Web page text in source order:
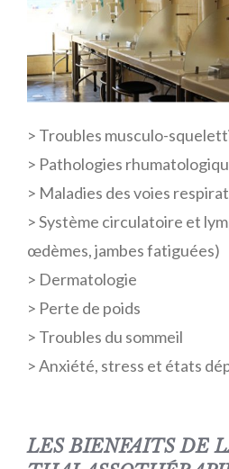
> Troubles musculo-
> Pathologies
> Maladies des voies
> Système circulatoire et
œdèmes, jambes fatiguées)
> Dermatologie
> Perte de poids
> Troubles du sommeil
> Anxiété, stress et états
LES BIENFAITS DE